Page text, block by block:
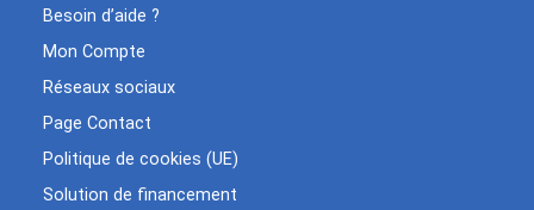
Besoin d’aide ?
Mon Compte
Réseaux sociaux
Page Contact
Politique de cookies (UE)
Solution de financement